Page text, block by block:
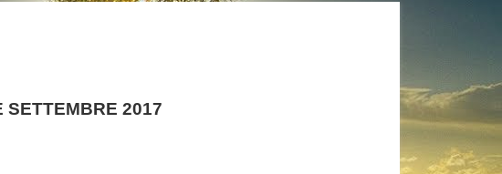
SETTEMBRE 2017